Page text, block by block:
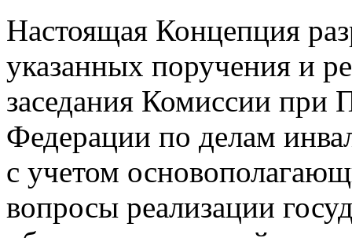
и качественных товарах.
Настоящая Концепция
указанных поручения и
заседания Комиссии при
Федерации по делам
с учетом